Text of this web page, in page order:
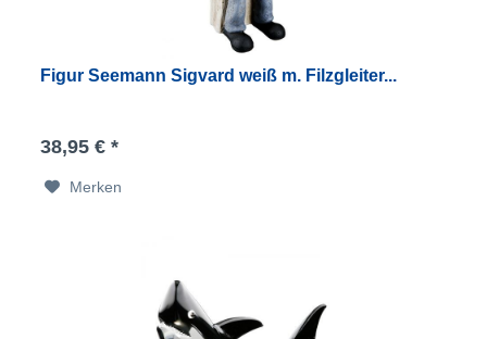
Figur Seemann Sigvard weiß m. Filzgleiter...
38,95 € *
Merken